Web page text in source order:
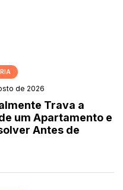
de 2026
Trava a
um Apartamento e
Antes de